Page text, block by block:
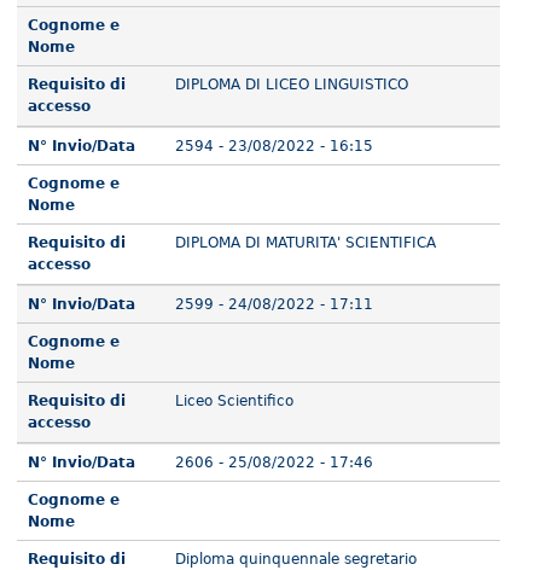
Cognome e
Nome
Requisito di
accesso
DIPLOMA DI LICEO LINGUISTICO
N° Invio/Data 2594 - 23/08/2022 - 16:15
Cognome e
Nome
Requisito di
accesso
DIPLOMA DI MATURITA' SCIENTIFICA
N° Invio/Data 2599 - 24/08/2022 - 17:11
Cognome e
Nome
Requisito di
accesso
Liceo Scientifico
N° Invio/Data 2606 - 25/08/2022 - 17:46
Cognome e
Nome
Requisito di
Diploma quinquennale segretario